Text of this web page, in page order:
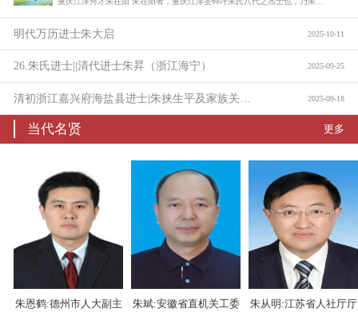
明代万历进士朱大启 2025-10-11
26.朱氏进士||清代进士朱昇（浙江海宁） 2025-09-25
2025-09-18
当代名贤 更多
鹤:德州市人大副主 朱斌:安徽省直机关工委 朱从明:江苏省人社厅厅 朱